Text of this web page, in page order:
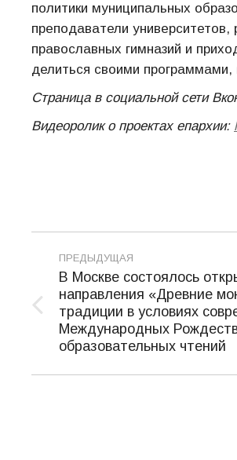
политики муниципальных
преподаватели
православных гимназий и
делиться своими
Страница в социальной сети
Видеоролик о проектах епархии:
Навигация
записям
ПРЕДЫДУЩАЯ
Предыдущая
запись:
В Москве состоялось
направления «Древние
традиции в условиях
Международных
образовательных чтений